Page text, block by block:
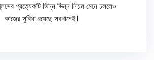
প্রত্যেকটি ভিন্ন ভিন্ন নিয়ম মেনে চললেও
কাজের সুবিধা রয়েছে সবখানেই।